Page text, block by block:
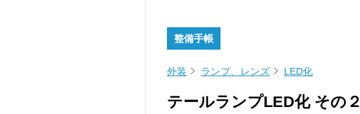
整備手帳
外装 ランプ、レンズ LED化
テールランプLED化 その２